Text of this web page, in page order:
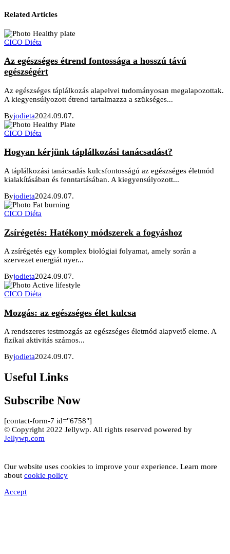
Related Articles
CICO Diéta
Az egészséges étrend fontossága a hosszú távú
egészségért
Az egészséges táplálkozás alapelvei tudományosan megalapozottak.
A kiegyensúlyozott étrend tartalmazza a szükséges...
Byjodieta2024.09.07.
CICO Diéta
Hogyan kérjünk táplálkozási tanácsadást?
A táplálkozási tanácsadás kulcsfontosságú az egészséges életmód
kialakításában és fenntartásában. A kiegyensúlyozott...
Byjodieta2024.09.07.
CICO Diéta
Zsírégetés: Hatékony módszerek a fogyáshoz
A zsírégetés egy komplex biológiai folyamat, amely során a
szervezet energiát nyer...
Byjodieta2024.09.07.
CICO Diéta
Mozgás: az egészséges élet kulcsa
A rendszeres testmozgás az egészséges életmód alapvető eleme. A
fizikai aktivitás számos...
Byjodieta2024.09.07.
Useful Links
Subscribe Now
[contact-form-7 id="6758"]
© Copyright 2022 Jellywp. All rights reserved powered by
Jellywp.com
Our website uses cookies to improve your experience. Learn more
about cookie policy
Accept